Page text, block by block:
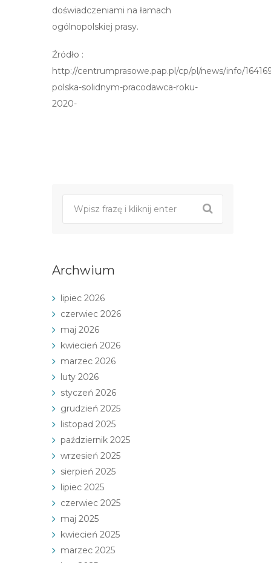
doświadczeniami na łamach
ogólnopolskiej prasy.
Źródło :
http://centrumprasowe.pap.pl/cp/pl/news/info/
polska-solidnym-pracodawca-roku-
2020-
Archwium
lipiec 2026
czerwiec 2026
maj 2026
kwiecień 2026
marzec 2026
luty 2026
styczeń 2026
grudzień 2025
listopad 2025
październik 2025
wrzesień 2025
sierpień 2025
lipiec 2025
czerwiec 2025
maj 2025
kwiecień 2025
marzec 2025